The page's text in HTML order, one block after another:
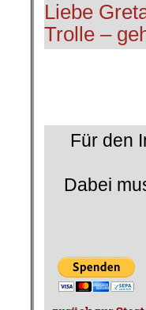
Liebe
Trolle –
Für den
Dabei